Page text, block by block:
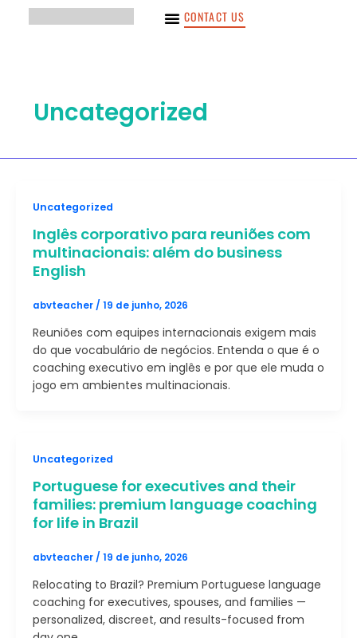
CONTACT US
Uncategorized
Uncategorized
Inglês corporativo para reuniões com
multinacionais: além do business
English
abvteacher / 19 de junho, 2026
Reuniões com equipes internacionais exigem mais
do que vocabulário de negócios. Entenda o que é o
coaching executivo em inglês e por que ele muda o
jogo em ambientes multinacionais.
Uncategorized
Portuguese for executives and their
families: premium language coaching
for life in Brazil
abvteacher / 19 de junho, 2026
Relocating to Brazil? Premium Portuguese language
coaching for executives, spouses, and families —
personalized, discreet, and results-focused from